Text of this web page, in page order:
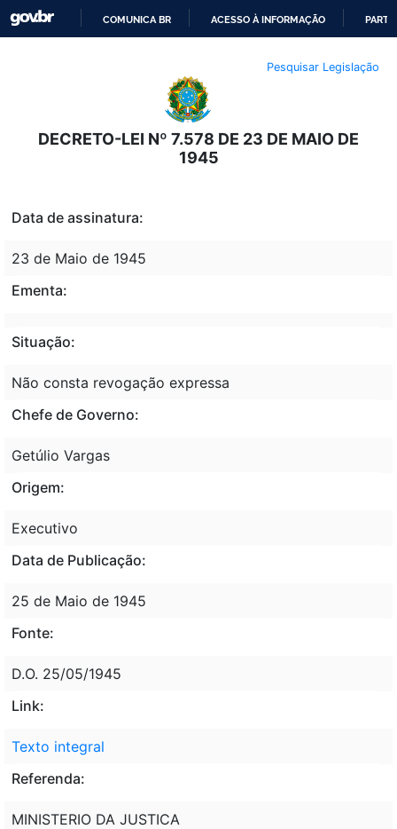
O
CONTEÚDO
COMUNICA BR ACESSO À INFORMAÇÃO
Pesquisar Legislação
DECRETO-LEI Nº 7.578 DE 23 DE MAIO DE
1945
Data de assinatura:
23 de Maio de 1945
Ementa:
Situação:
Não consta revogação expressa
Chefe de Governo:
Getúlio Vargas
Origem:
Executivo
Data de Publicação:
25 de Maio de 1945
Fonte:
D.O. 25/05/1945
Link:
Texto integral
Referenda:
MINISTERIO DA JUSTICA